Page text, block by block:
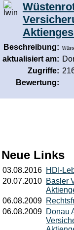
Beschreibung:
aktualisiert am:
Zugriffe:
Bewertung:
Neue Links
03.08.2016 HDI-
20.07.2010 Basler
06.08.2009
06.08.2009 Donau